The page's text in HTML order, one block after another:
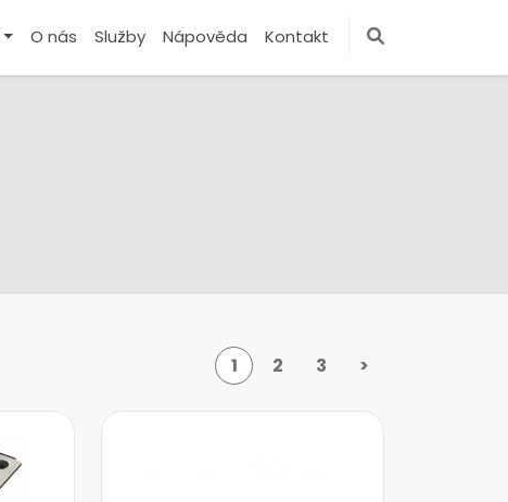
O nás Služby Nápověda Kontakt
1 2 3 >